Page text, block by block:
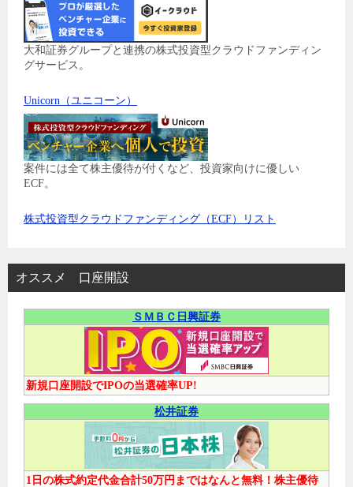
大和証券グループと連携の株式投資型クラウドファンディン
グサービス。
Unicorn（ユニコーン）
案件には全て株主優待が付くなど、投資家向けに優しい
ECF。
株式投資型クラウドファンディング（ECF）リスト
オススメ 口座開設
ＳＭＢＣ日興証券
新規口座開設でIPOの当選確率UP!
松井証券
1日の株式約定代金合計50万円まではなんと無料！株主優待